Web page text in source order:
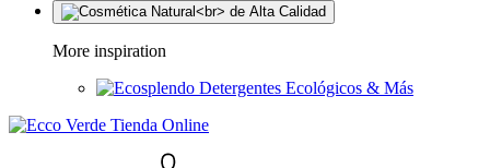
More inspiration
Detergentes Ecológicos & Más